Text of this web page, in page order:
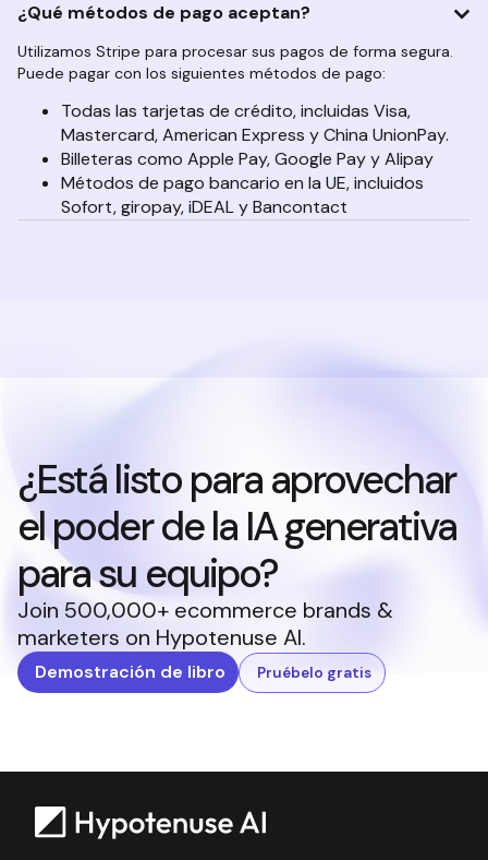
¿Qué métodos de pago aceptan?
Utilizamos Stripe para procesar sus pagos de forma segura.
Puede pagar con los siguientes métodos de pago:
Todas las tarjetas de crédito, incluidas Visa,
Mastercard, American Express y China UnionPay.
Billeteras como Apple Pay, Google Pay y Alipay
Métodos de pago bancario en la UE, incluidos
Sofort, giropay, iDEAL y Bancontact
¿Está listo para aprovechar
el poder de la IA generativa
para su equipo?
Join 500,000+ ecommerce brands &
marketers on Hypotenuse AI.
Demostración de libro Pruébelo gratis